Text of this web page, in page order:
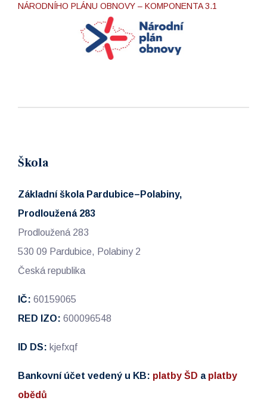
NÁRODNÍHO PLÁNU OBNOVY – KOMPONENTA 3.1
Škola
Základní škola Pardubice–Polabiny,
Prodloužená 283
Prodloužená 283
530 09 Pardubice, Polabiny 2
Česká republika
IČ: 60159065
RED IZO: 600096548
ID DS: kjefxqf
Bankovní účet vedený u KB: platby ŠD a platby
obědů